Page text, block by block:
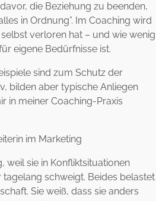
die Beziehung zu beenden,
in Ordnung”. Im Coaching wird
verloren hat – und wie wenig
eigene Bedürfnisse ist.
sind zum Schutz der
bilden aber typische Anliegen
in meiner Coaching-Praxis
im Marketing
weil sie in Konfliktsituationen
schweigt. Beides belastet
Sie weiß, dass sie anders